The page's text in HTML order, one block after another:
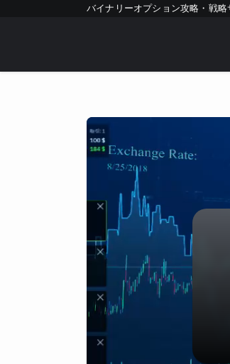
バイナリーオプション攻略・戦